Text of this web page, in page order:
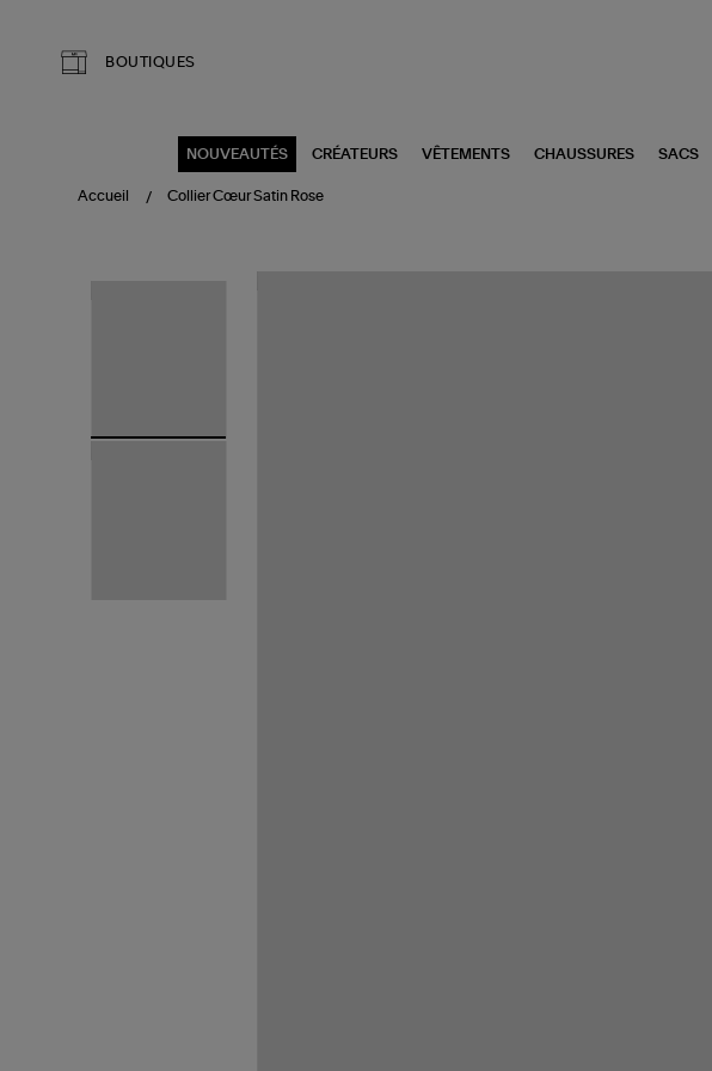
BOUTIQUES
NOUVEAUTÉS CRÉATEURS VÊTEMENTS CHAUSSURES SACS
Accueil Collier Cœur Satin Rose